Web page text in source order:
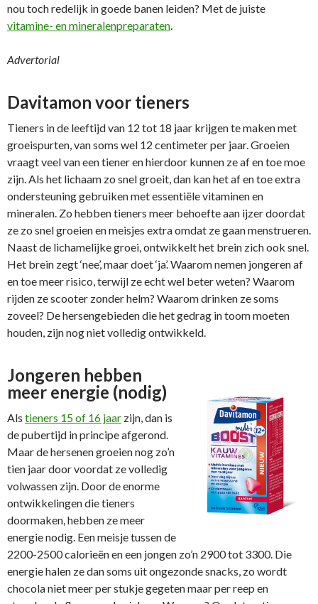
nou toch redelijk in goede banen leiden? Met de juiste
vitamine- en mineralenpreparaten
Advertorial
Davitamon voor tieners
Tieners in de leeftijd van 12 tot 18 jaar krijgen te maken met
groeispurten, van soms wel 12 centimeter per jaar. Groeien
vraagt veel van een tiener en hierdoor kunnen ze af en toe moe
zijn. Als het lichaam zo snel groeit, dan kan het af en toe extra
ondersteuning gebruiken met essentiële vitaminen en
mineralen. Zo hebben tieners meer behoefte aan ijzer doordat
ze zo snel groeien en meisjes extra omdat ze gaan menstrueren.
Naast de lichamelijke groei, ontwikkelt het brein zich ook snel.
Het brein zegt ‘nee’, maar doet ‘ja’. Waarom nemen jongeren af
en toe meer risico, terwijl ze echt wel beter weten? Waarom
rijden ze scooter zonder helm? Waarom drinken ze soms
zoveel? De hersengebieden die het gedrag in toom moeten
houden, zijn nog niet volledig ontwikkeld.
Jongeren hebben
meer energie (nodig)
Als tieners 15 of 16 jaar zijn, dan is
de pubertijd in principe afgerond.
Maar de hersenen groeien nog zo’n
tien jaar door voordat ze volledig
volwassen zijn. Door de enorme
ontwikkelingen die tieners
doormaken, hebben ze meer
energie nodig. Een meisje tussen de
2200-2500 calorieën en een jongen zo’n 2900 tot 3300. Die
energie halen ze dan soms uit ongezonde snacks, zo wordt
chocola niet meer per stukje gegeten maar per reep en